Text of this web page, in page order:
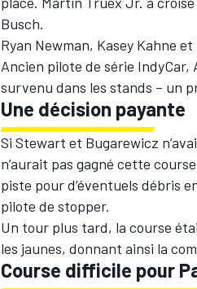
AUTRES CHAMPIONNATS
Busch.
Ryan Newman, Kasey Kahne et
Ancien pilote de série IndyCar,
survenu dans les stands – un
Une décision payante
Si Stewart et Bugarewicz
n’aurait pas gagné cette
piste pour d’éventuels débris
pilote de stopper.
Un tour plus tard, la course
les jaunes, donnant ainsi la
Course difficile pour